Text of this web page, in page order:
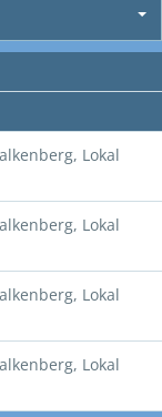
Lokal
Lokal
Lokal
Lokal